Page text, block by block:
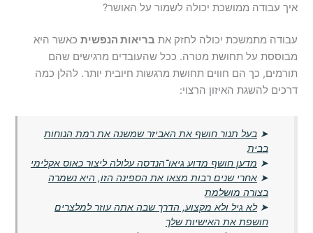
איך עבודה ממושכת יכולה לשמור על האושר?
עבודה מתמשכת יכולה לחזק את בריאות הנפשית כאשר היא
מבוססת על תחושת מטרה. ככל שהעובדים מרגישים שהם
תורמים, כך הם חווים תחושת מרגשות חיובית יותר. להלן כמה
דרכים להשגת האיזון הרצוי:
➤בעל תנור חושף את האביזר שמשנה את רמת הנוחות
בבית
➤ מדען חושף מדוע גיאו־הנדסה עלולה ליצור כאוס אקלימי
➤אחרי שנים רבות מצאו את הספינה הזו, היא נשמרה
בצורה מושלמת
➤לא גיל ולא מקצוע, הדרך שבה אתה עוזר למלצרים
חושפת את האישיות שלך